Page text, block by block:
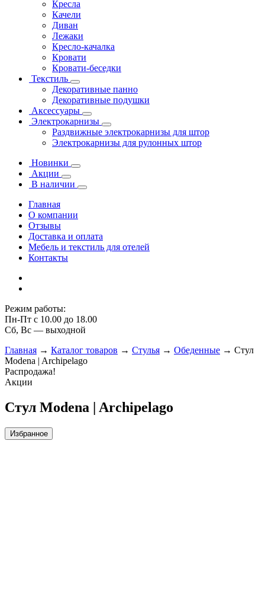
Кресла
Качели
Диван
Лежаки
Кресло-качалка
Кровати
Кровати-беседки
Текстиль
Декоративные панно
Декоративные подушки
Аксессуары
Электрокарнизы
Раздвижные электрокарнизы для штор
Электрокарнизы для рулонных штор
Новинки
Акции
В наличии
Главная
О компании
Отзывы
Доставка и оплата
Мебель и текстиль для отелей
Контакты
Режим работы:
Пн-Пт с 10.00 до 18.00
Сб, Вс — выходной
Главная → Каталог товаров → Стулья → Обеденные → Стул
Modena | Archipelago
Распродажа!
Акции
Стул Modena | Archipelago
Избранное